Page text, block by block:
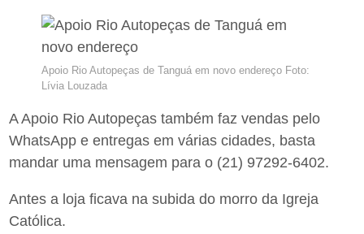
Apoio Rio Autopeças de Tanguá em novo endereço Foto:
Lívia Louzada
A Apoio Rio Autopeças também faz vendas pelo
WhatsApp e entregas em várias cidades, basta
mandar uma mensagem para o (21) 97292-6402.
Antes a loja ficava na subida do morro da Igreja
Católica.